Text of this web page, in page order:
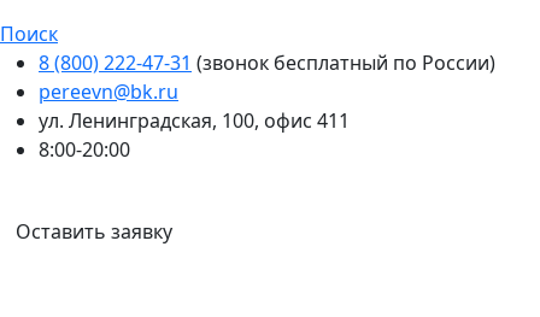
Поиск
8 (800) 222-47-31 (звонок бесплатный по России)
pereevn@bk.ru
ул. Ленинградская, 100, офис 411
8:00-20:00
Оставить заявку